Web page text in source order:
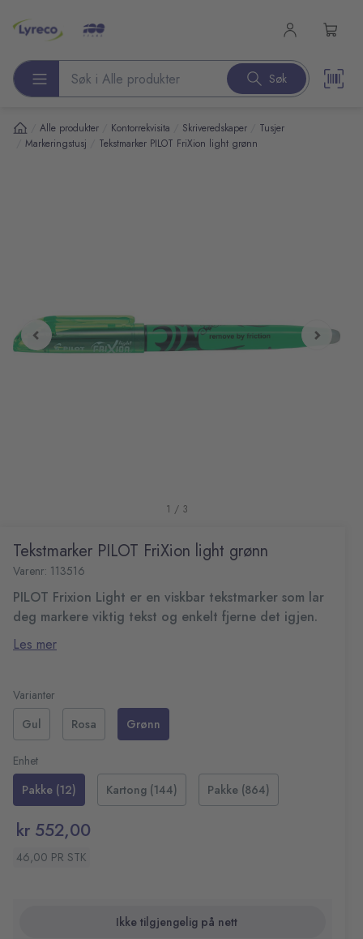
Søk etter produkter Søk
Alle produkter Kontorrekvisita Skriveredskaper Tusjer
Markeringstusj Tekstmarker PILOT FriXion light grønn
1 / 3
Tekstmarker PILOT FriXion light grønn
Varenr: 113516
PILOT Frixion Light er en viskbar tekstmarker som lar
deg markere viktig tekst og enkelt fjerne det igjen.
Med revolusjonerende friksjonsbasert teknologi,
forsvinner blekket ved varme, slik at du kan rette feil uten
Den fluoriserende fargen gir tydelig markering, mens
flytende blekk sikrer en jevn og myk påføring.
Perfekt for studenter, kontorbruk og kreativ skriving.
dokumentene
Fluoriserende merkepenn
Skråskåret spiss
Farge: Grønn
Les mer
Varianter
Gul
Rosa Grønn
Enhet
Pakke (12)
Kartong (144) Pakke (864)
kr 552,00
46,00 PR STK
Ikke tilgjengelig på nett